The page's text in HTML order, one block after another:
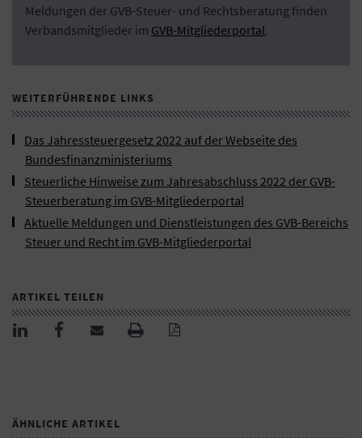
Meldungen der GVB-Steuer- und Rechtsberatung finden
Verbandsmitglieder im GVB-Mitgliederportal.
WEITERFÜHRENDE LINKS
Das Jahressteuergesetz 2022 auf der Webseite des
Bundesfinanzministeriums
Steuerliche Hinweise zum Jahresabschluss 2022 der GVB-
Steuerberatung im GVB-Mitgliederportal
Aktuelle Meldungen und Dienstleistungen des GVB-Bereichs
Steuer und Recht im GVB-Mitgliederportal
ARTIKEL TEILEN
ÄHNLICHE ARTIKEL